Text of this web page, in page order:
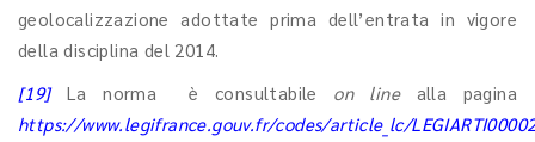
geolocalizzazione adottate prima dell’entrata in vigore
della disciplina del 2014.
[19]La norma è consultabile on linealla pagina
https://www.legifrance.gouv.fr/codes/article_lc/